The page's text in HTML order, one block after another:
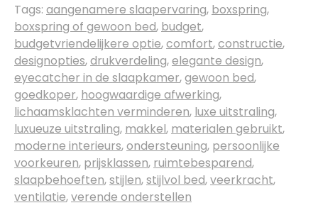
Tags: aangenamere slaapervaring, boxspring,
boxspring of gewoon bed, budget,
budgetvriendelijkere optie,comfort,constructie,
designopties,drukverdeling,elegante design,
eyecatcher in de slaapkamer,gewoon bed,
goedkoper, hoogwaardige afwerking,
lichaamsklachten verminderen, luxe uitstraling,
luxueuze uitstraling, makkel, materialen gebruikt,
moderne interieurs,ondersteuning, persoonlijke
voorkeuren, prijsklassen, ruimtebesparend,
slaapbehoeften,stijlen,stijlvol bed,veerkracht,
ventilatie,verende onderstellen